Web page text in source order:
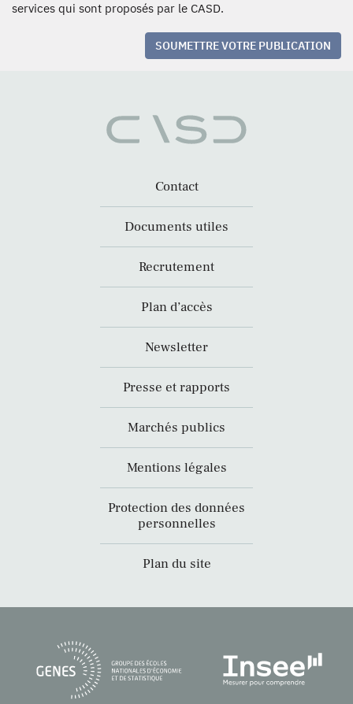
services qui sont proposés par le CASD.
SOUMETTRE VOTRE PUBLICATION
Contact
Documents utiles
Recrutement
Plan d’accès
Newsletter
Presse et rapports
Marchés publics
Mentions légales
Protection des données
personnelles
Plan du site